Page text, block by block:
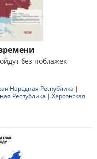
без поблажек
Народная Республика |
Республика | Херсонская